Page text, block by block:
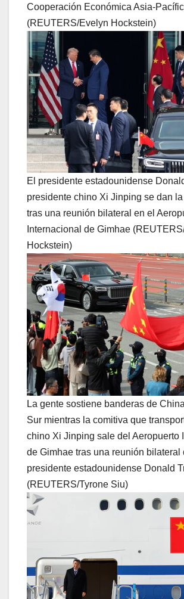
Cooperación Económica Asia-
(REUTERS/Evelyn Hockstein)
El presidente estadounidense
presidente chino Xi Jinping se dan
tras una reunión bilateral en el
Internacional de Gimhae
Hockstein)
La gente sostiene banderas de
Sur mientras la comitiva que
chino Xi Jinping sale del Aeropuerto
de Gimhae tras una reunión bilateral
presidente estadounidense Donald
(REUTERS/Tyrone Siu)